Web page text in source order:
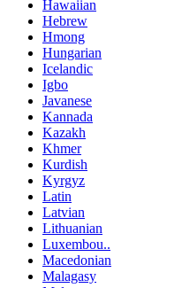
Hawaiian
Hebrew
Hmong
Hungarian
Icelandic
Igbo
Javanese
Kannada
Kazakh
Khmer
Kurdish
Kyrgyz
Latin
Latvian
Lithuanian
Luxembou..
Macedonian
Malagasy